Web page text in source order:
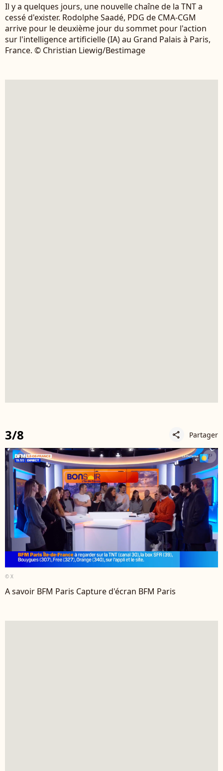
Il y a quelques jours, une nouvelle chaîne de la TNT a
cessé d'exister. Rodolphe Saadé, PDG de CMA-CGM
arrive pour le deuxième jour du sommet pour l'action
sur l'intelligence artificielle (IA) au Grand Palais à Paris,
France. © Christian Liewig/Bestimage
3/8 share Partager
© X
A savoir BFM Paris Capture d'écran BFM Paris